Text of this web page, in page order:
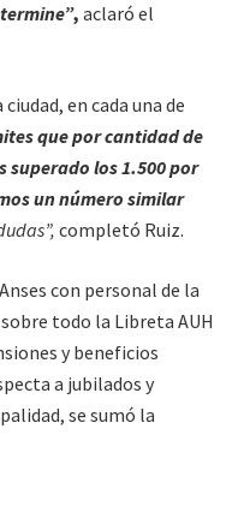
, aclaró el
en cada una de
que por cantidad de
superado los 1.500 por
un número similar
completó Ruiz.
con personal de la
todo la Libreta AUH
y beneficios
a jubilados y
se sumó la